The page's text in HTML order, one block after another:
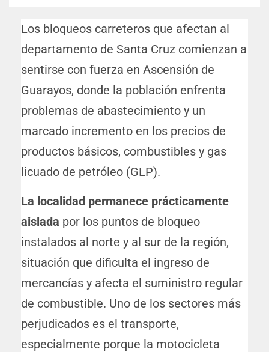
Los bloqueos carreteros que afectan al
departamento de Santa Cruz comienzan a
sentirse con fuerza en Ascensión de
Guarayos, donde la población enfrenta
problemas de abastecimiento y un
marcado incremento en los precios de
productos básicos, combustibles y gas
licuado de petróleo (GLP).
La localidad permanece prácticamente
aislada por los puntos de bloqueo
instalados al norte y al sur de la región,
situación que dificulta el ingreso de
mercancías y afecta el suministro regular
de combustible. Uno de los sectores más
perjudicados es el transporte,
especialmente porque la motocicleta